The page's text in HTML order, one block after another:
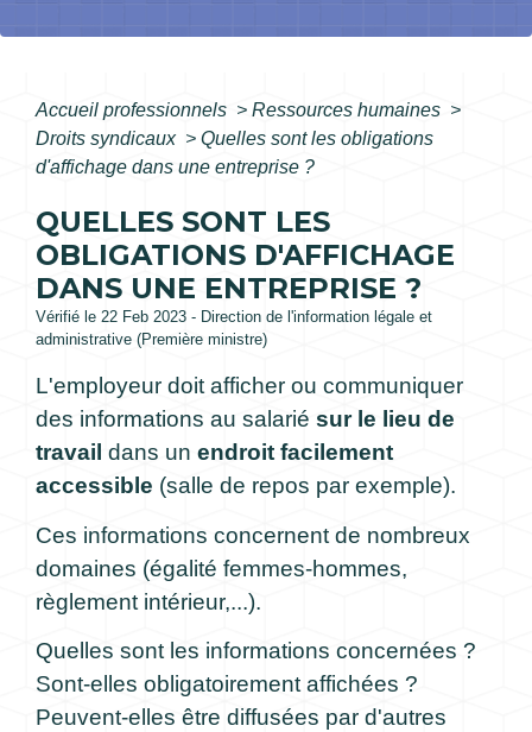
Accueil professionnels > Ressources humaines >
Droits syndicaux > Quelles sont les obligations
d'affichage dans une entreprise ?
QUELLES SONT LES
OBLIGATIONS D'AFFICHAGE
DANS UNE ENTREPRISE ?
Vérifié le 22 Feb 2023 - Direction de l'information légale et
administrative (Première ministre)
L'employeur doit afficher ou communiquer
des informations au salarié sur le lieu de
travail dans un endroit facilement
accessible (salle de repos par exemple).
Ces informations concernent de nombreux
domaines (égalité femmes-hommes,
règlement intérieur,...).
Quelles sont les informations concernées ?
Sont-elles obligatoirement affichées ?
Peuvent-elles être diffusées par d'autres